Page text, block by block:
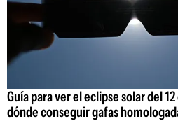
Guía para ver el eclipse solar del
dónde conseguir gafas